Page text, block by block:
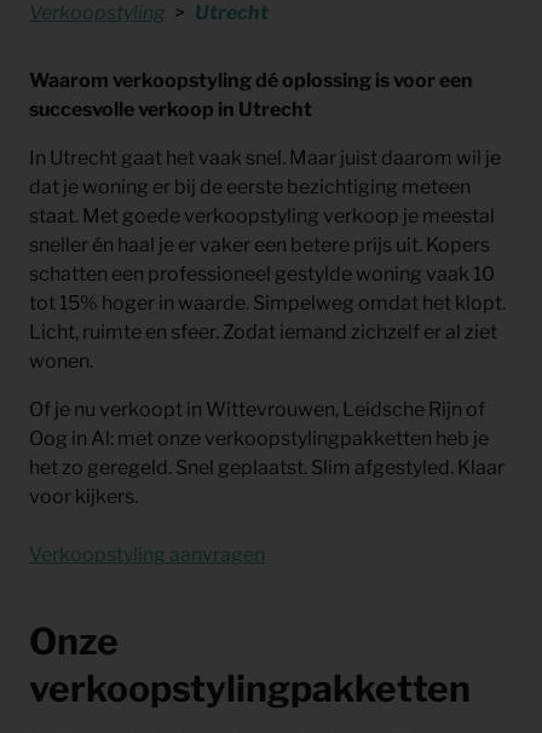
Verkoopstyling
Utrecht
Waarom verkoopstyling dé oplossing is voor een
succesvolle verkoop in Utrecht
In Utrecht gaat het vaak snel. Maar juist daarom wil je
dat je woning er bij de eerste bezichtiging meteen
staat. Met goede verkoopstyling verkoop je meestal
sneller én haal je er vaker een betere prijs uit. Kopers
schatten een professioneel gestylde woning vaak 10
tot 15% hoger in waarde. Simpelweg omdat het klopt.
Licht, ruimte en sfeer. Zodat iemand zichzelf er al ziet
wonen.
Of je nu verkoopt in Wittevrouwen, Leidsche Rijn of
Oog in Al: met onze verkoopstylingpakketten heb je
het zo geregeld. Snel geplaatst. Slim afgestyled. Klaar
voor kijkers.
Verkoopstyling aanvragen
Onze
verkoopstylingpakketten